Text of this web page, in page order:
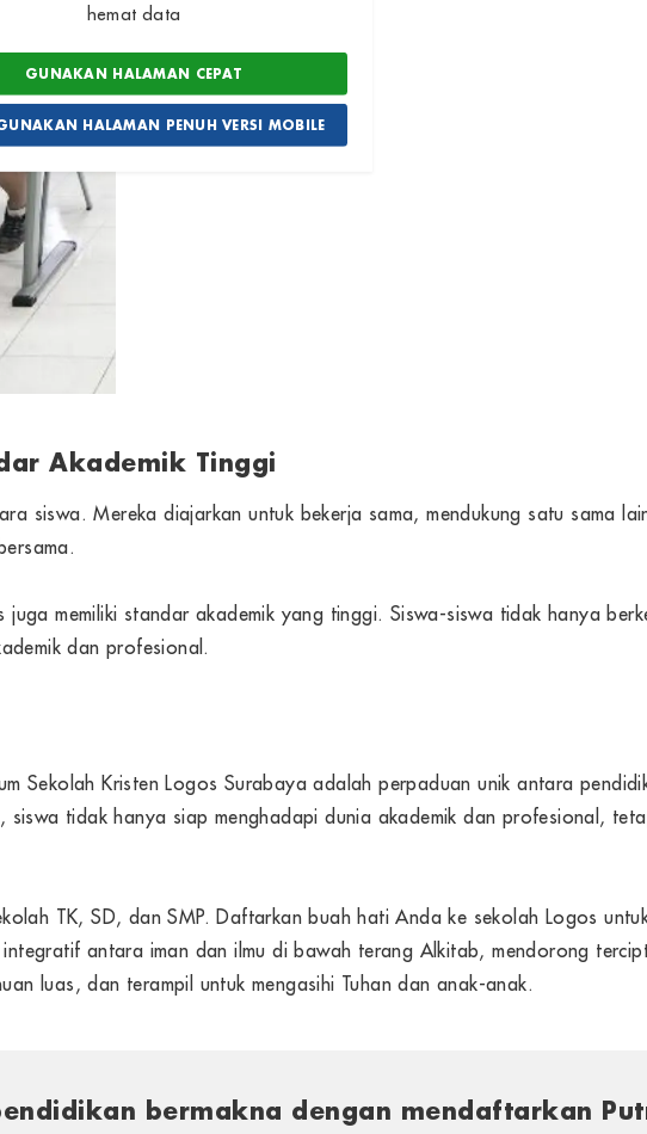
hemat data
GUNAKAN HALAMAN CEPAT
HALAMAN PENUH VERSI MOBILE
Akademik Tinggi
siswa. Mereka diajarkan untuk bekerja sama, mendukung satu sama
memiliki standar akademik yang tinggi. Siswa-siswa tidak hanya
dan profesional.
Sekolah Kristen Logos Surabaya adalah perpaduan unik antara
tidak hanya siap menghadapi dunia akademik dan profesional,
TK, SD, dan SMP. Daftarkan buah hati Anda ke sekolah Logos
antara iman dan ilmu di bawah terang Alkitab, mendorong
luas, dan terampil untuk mengasihi Tuhan dan anak-anak.
bermakna dengan mendaftarkan